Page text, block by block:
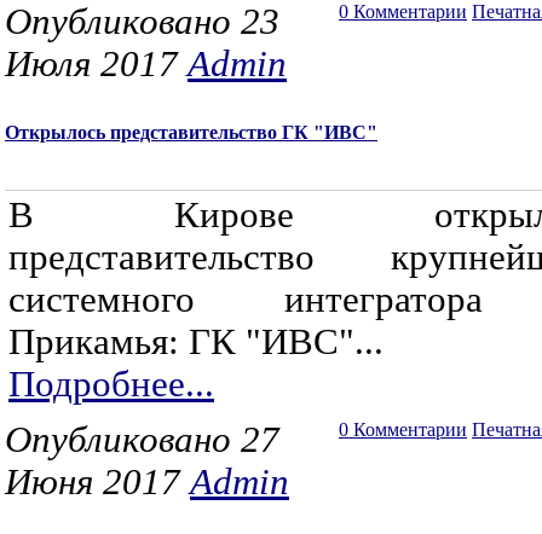
0 Комментарии
Опубликовано 23
Июля 2017Admin
Открылось представительство ГК "ИВС"
В Кирове
представительство
системного
Прикамья: ГК "ИВС"...
Подробнее...
0 Комментарии
Опубликовано 27
Июня 2017Admin